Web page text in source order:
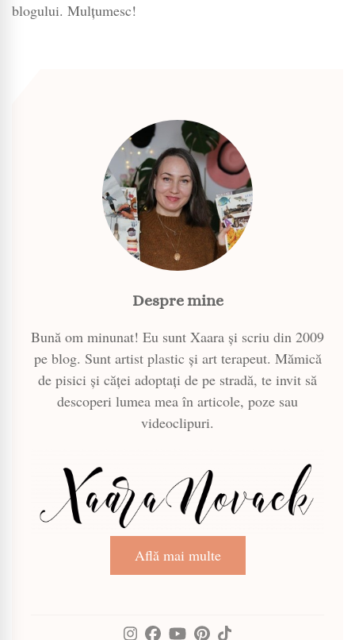
blogului. Mulțumesc!
Despre mine
Bună om minunat! Eu sunt Xaara și scriu din 2009
pe blog. Sunt artist plastic și art terapeut. Mămică
de pisici și căței adoptați de pe stradă, te invit să
descoperi lumea mea în articole, poze sau
videoclipuri.
Află mai multe